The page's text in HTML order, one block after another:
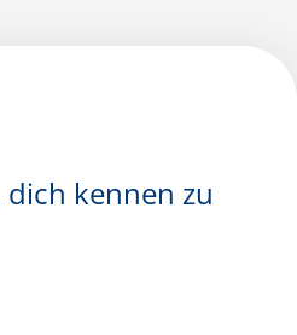
kennen zu